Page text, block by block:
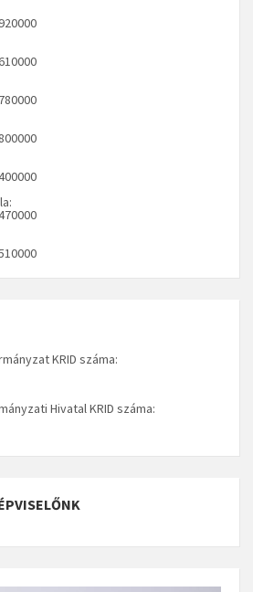
KRID száma:
Hivatal KRID száma: